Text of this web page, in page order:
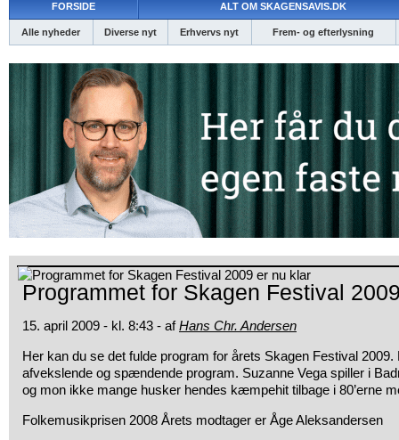
FORSIDE ALT OM SKAGENSAVIS.DK
Alle nyheder Diverse nyt Erhvervs nyt Frem- og efterlysning
Programmet for Skagen Festival
15. april 2009 - kl. 8:43 - afHans Chr. Andersen
Her kan du se det fulde program for årets Skagen Festival
afvekslende og spændende program. Suzanne Vega spiller i
og mon ikke mange husker hendes kæmpehit tilbage i 80’erne
Folkemusikprisen 2008 Årets modtager er Åge Aleksandersen